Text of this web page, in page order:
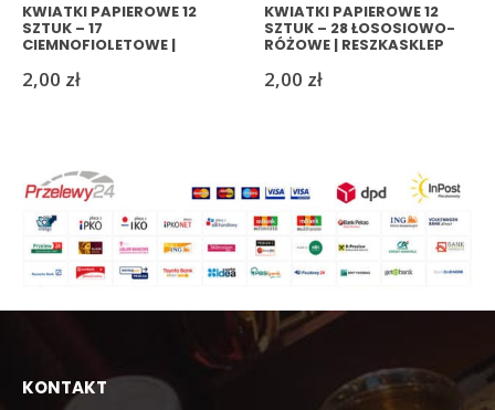
KWIATKI PAPIEROWE 12
SZTUK – 17
CIEMNOFIOLETOWE |
2,00 zł
KWIATKI PAPIEROWE 12
SZTUK – 28 ŁOSOSIOWO-
RÓŻOWE | RESZKASKLEP
2,00 zł
KONTAKT